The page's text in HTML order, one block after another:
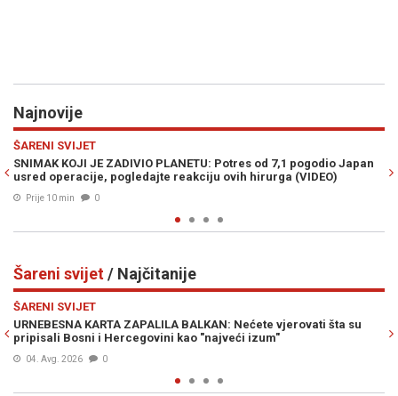
Najnovije
Japan
SHOW
URNEBESNO: Novi "izum" u trans bacio pivopije širom
pogledajte kako radi...
Prije 11 min
Previous
Šareni svijet/ Najčitanije
šta su
ŠARENI SVIJET
"SRBI SU VANZEMALJCI SA PLANETE SRBISLAVE":
iznio teorije koje su šokirale gledaoce
05. Avg. 2026
Previous